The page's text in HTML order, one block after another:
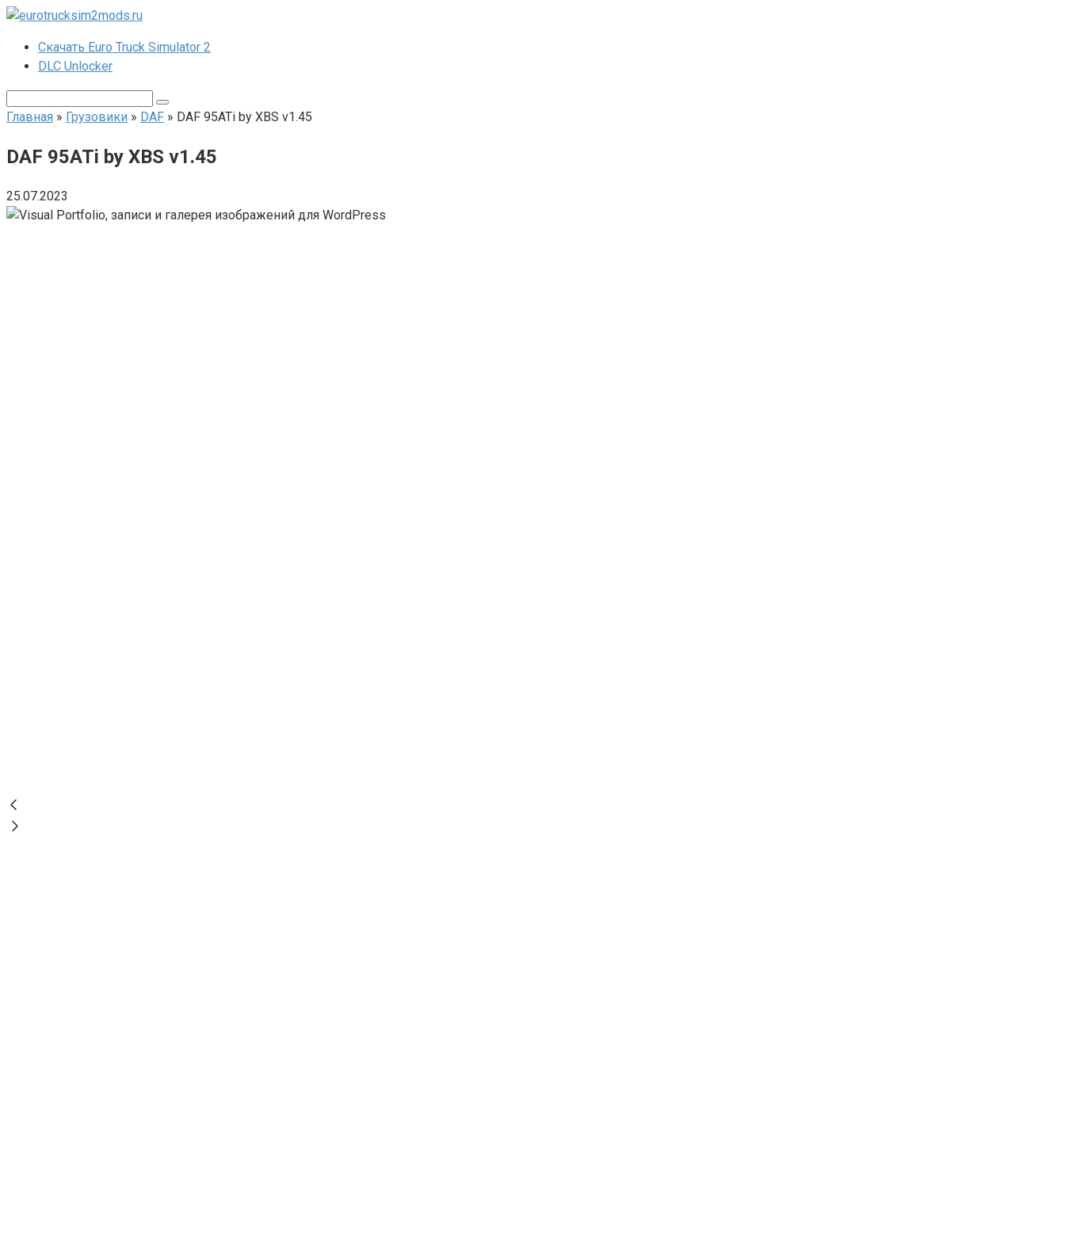
Перейти
контентуСкачать Euro Truck Simulator 2
DLC Unlocker
Главная » Грузовики » DAF » DAF 95ATi by XBS v1.45
DAF 95ATi by XBS v1.45
25.07.2023